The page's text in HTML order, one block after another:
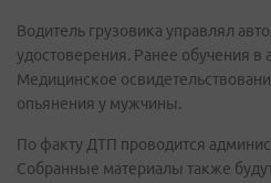
Водитель грузовика управлял
удостоверения. Ранее обучения в
Медицинское
опьянения у мужчины.
По факту ДТП проводится
Собранные материалы также